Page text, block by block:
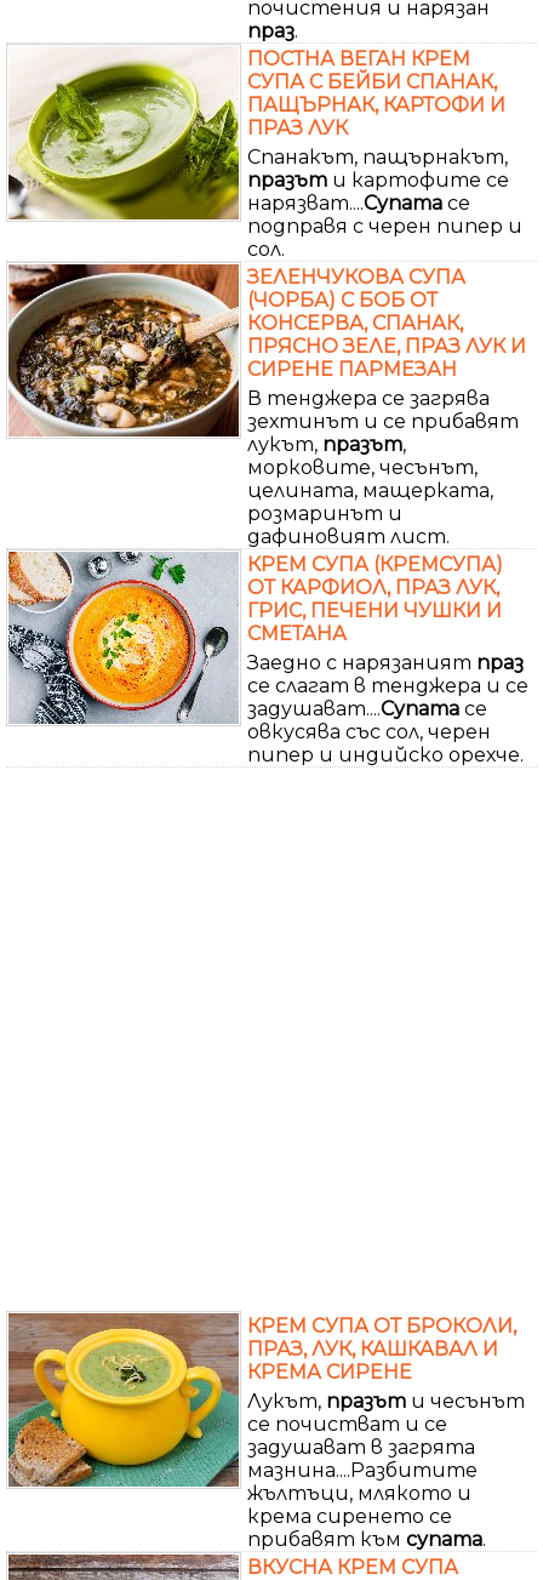
почистения и нарязан
праз.
ПОСТНА ВЕГАН КРЕМ
СУПА С БЕЙБИ СПАНАК,
ПАЩЪРНАК, КАРТОФИ И
ПРАЗ ЛУК
Спанакът, пащърнакът,
празът и картофите се
нарязват....Супата се
подправя с черен пипер и
сол.
ЗЕЛЕНЧУКОВА СУПА
(ЧОРБА) С БОБ ОТ
КОНСЕРВА, СПАНАК,
ПРЯСНО ЗЕЛЕ, ПРАЗ ЛУК И
СИРЕНЕ ПАРМЕЗАН
В тенджера се загрява
зехтинът и се прибавят
лукът, празът,
морковите, чесънът,
целината, мащерката,
розмаринът и
дафиновият лист.
КРЕМ СУПА (КРЕМСУПА)
ОТ КАРФИОЛ, ПРАЗ ЛУК,
ГРИС, ПЕЧЕНИ ЧУШКИ И
СМЕТАНА
Заедно с нарязаният праз
се слагат в тенджера и се
задушават....Супата се
овкусява със сол, черен
пипер и индийско орехче.
КРЕМ СУПА ОТ БРОКОЛИ,
ПРАЗ, ЛУК, КАШКАВАЛ И
КРЕМА СИРЕНЕ
Лукът, празът и чесънът
се почистват и се
задушават в загрята
мазнина....Разбитите
жълтъци, млякото и
крема сиренето се
прибавят към супата.
ВКУСНА КРЕМ СУПА